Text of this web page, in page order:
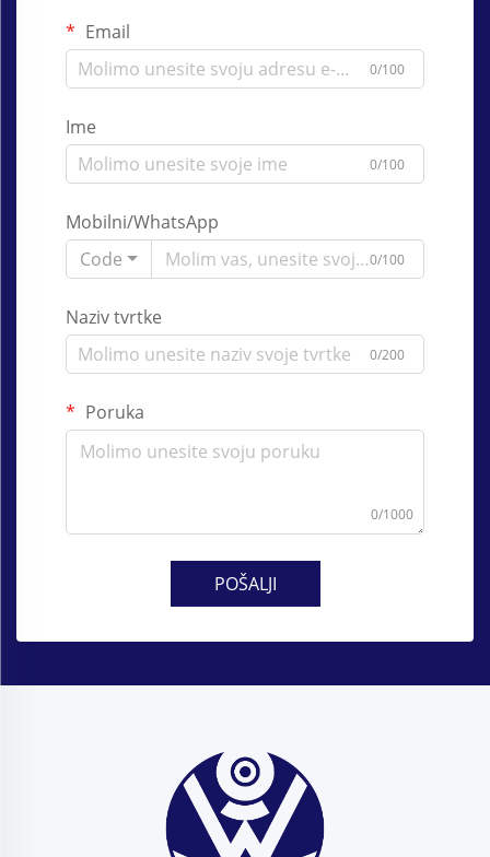
Email
0/100
Ime
0/100
Mobilni/WhatsApp
Code
0/100
Naziv tvrtke
0/200
Poruka
0/1000
POŠALJI